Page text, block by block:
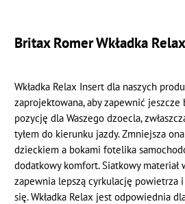
Britax Romer Wkładka Relax
Wkładka Relax Insert dla naszych
zaprojektowana, aby zapewnić jeszcze
pozycję dla Waszego dzoecla,
tyłem do kierunku jazdy. Zmniejsza
dzieckiem a bokami fotelika
dodatkowy komfort. Siatkowy materiał
zapewnia lepszą cyrkulację powietrza
się. Wkładka Relax jest odpowiednia